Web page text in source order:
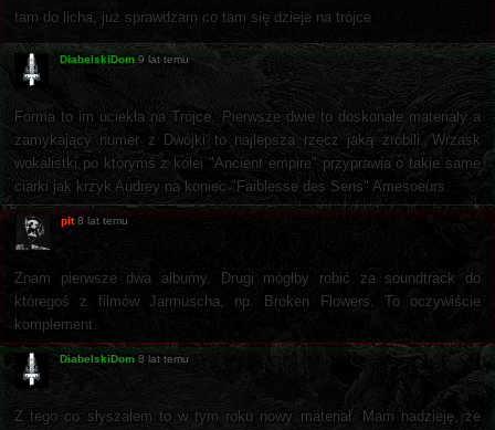
tam do licha, już sprawdzam co tam się dzieje na trójce
DiabelskiDom 9 lat temu
Forma to im uciekła na Trójce. Pierwsze dwie to doskonałe materiały a
zamykający numer z Dwójki to najlepsza rzecz jaką zrobili. Wrzask
wokalistki po którymś z kolei "Ancient empire" przyprawia o takie same
ciarki jak krzyk Audrey na koniec "Faiblesse des Sens" Amesoeurs.
pit 8 lat temu
Znam pierwsze dwa albumy. Drugi mógłby robić za soundtrack do
któregoś z filmów Jarmuscha, np. Broken Flowers. To oczywiście
komplement.
DiabelskiDom 8 lat temu
Z tego co słyszałem to w tym roku nowy materiał. Mam nadzieję, że